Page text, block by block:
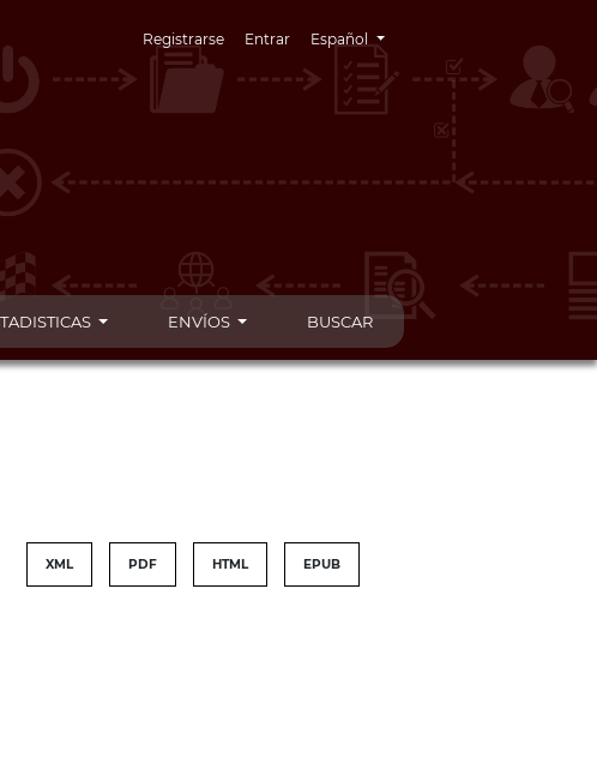
Registrarse Entrar Cambiar el idioma. El idioma actual es:
Español
ENVÍOS BUSCAR
XML PDF HTML EPUB